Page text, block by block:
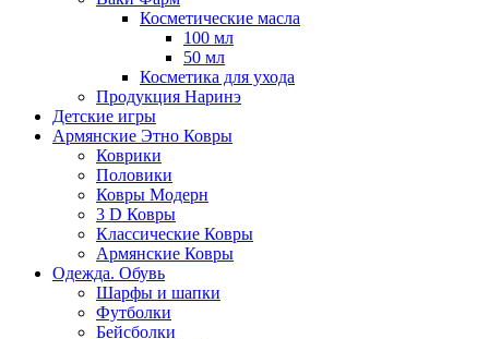
Косметические масла
100 мл
50 мл
Косметика для ухода
Продукция Наринэ
Детские игры
Армянские Этно Ковры
Коврики
Половики
Ковры Модерн
3 D Ковры
Классические Ковры
Армянские Ковры
Одежда. Обувь
Шарфы и шапки
Футболки
Бейсболки